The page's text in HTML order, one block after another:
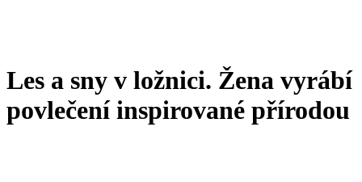
Les a sny v ložnici. Žena vyrábí
povlečení inspirované přírodou